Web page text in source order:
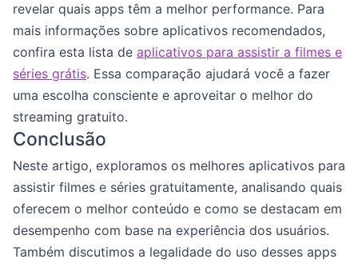
revelar quais apps têm a melhor performance. Para
mais informações sobre aplicativos recomendados,
confira esta lista de aplicativos para assistir a filmes e
séries grátis. Essa comparação ajudará você a fazer
uma escolha consciente e aproveitar o melhor do
streaming gratuito.
Conclusão
Neste artigo, exploramos os melhores aplicativos para
assistir filmes e séries gratuitamente, analisando quais
oferecem o melhor conteúdo e como se destacam em
desempenho com base na experiência dos usuários.
Também discutimos a legalidade do uso desses apps